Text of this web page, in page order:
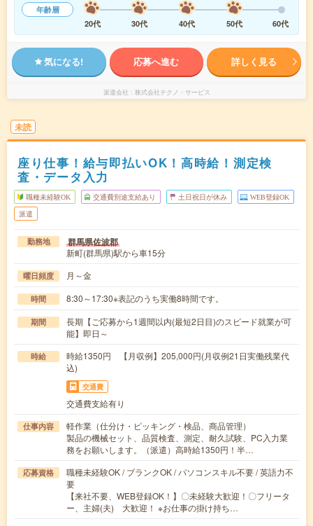
年齢層
20代
30代 40代 50代 60代
気になる! 応募へ進む 詳しく見る
派遣会社 株式会社テクノ・サービス
未読
座り仕事！給与即払いOK！高時給！測定検
査・データ入力
職種未経験OK 交通費別途支給あり 土日祝日が休み WEB登録OK
派遣
勤務地 群馬県佐波郡
新町(群馬県)駅から車15分
曜日頻度 月～金
時間 8:30～17:30※表記のうち実働8時間です。
期間
長期【ご応募から1週間以内(最短2日目)のスピード就業が可
能】即日～
時給
時給1350円 【月収例】205,000円(月収例21日実働残業代
込)
交通費
交通費支給有り
仕事内容
軽作業（仕分け・ピッキング・検品、商品管理）
製品の機械セット、品質検査、測定、耐久試験、PC入力業
務をお願いします。（派遣）高時給1350円！半…
応募資格
職種未経験OK / ブランクOK / パソコンスキル不要 / 英語力不
要
【来社不要、WEB登録OK！】〇未経験大歓迎！〇フリータ
ー、主婦(夫) 大歓迎！ ※お仕事の掛け持ち…